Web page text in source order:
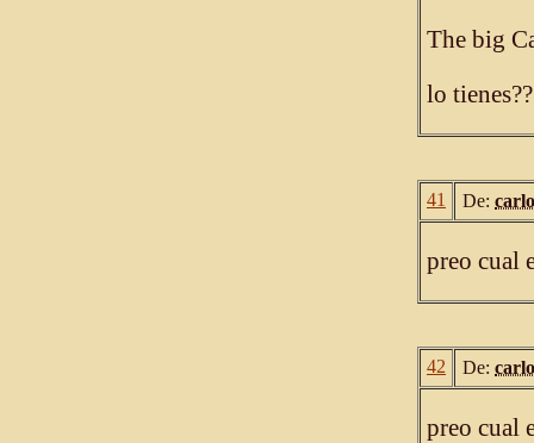
The big
lo tienes??
41 De:
preo cual
42 De:
preo cual